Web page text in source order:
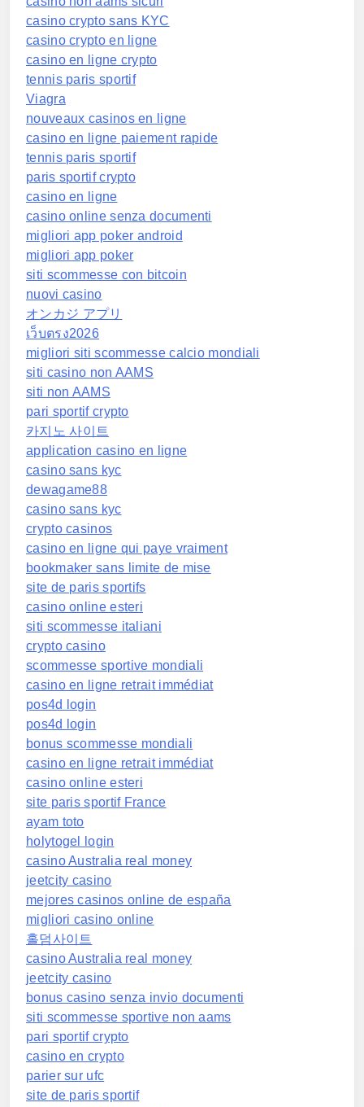
casino crypto sans KYC
casino crypto en ligne
casino en ligne crypto
tennis paris sportif
Viagra
nouveaux casinos en ligne
casino en ligne paiement rapide
tennis paris sportif
paris sportif crypto
casino en ligne
casino online senza documenti
migliori app poker android
migliori app poker
siti scommesse con bitcoin
nuovi casino
オンカジ アプリ
เว็บตรง2026
migliori siti scommesse calcio mondiali
siti casino non AAMS
siti non AAMS
pari sportif crypto
카지노 사이트
application casino en ligne
casino sans kyc
dewagame88
casino sans kyc
crypto casinos
casino en ligne qui paye vraiment
bookmaker sans limite de mise
site de paris sportifs
casino online esteri
siti scommesse italiani
crypto casino
scommesse sportive mondiali
casino en ligne retrait immédiat
pos4d login
pos4d login
bonus scommesse mondiali
casino en ligne retrait immédiat
casino online esteri
site paris sportif France
ayam toto
holytogel login
casino Australia real money
jeetcity casino
mejores casinos online de españa
migliori casino online
홀덤사이트
casino Australia real money
jeetcity casino
bonus casino senza invio documenti
siti scommesse sportive non aams
pari sportif crypto
casino en crypto
parier sur ufc
site de paris sportif